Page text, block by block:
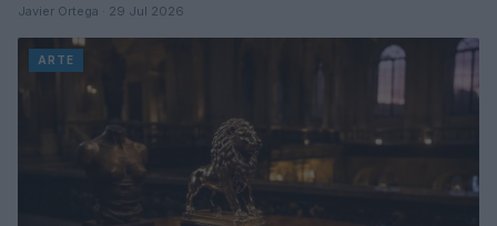
Javier Ortega · 29 Jul 2026
ARTE